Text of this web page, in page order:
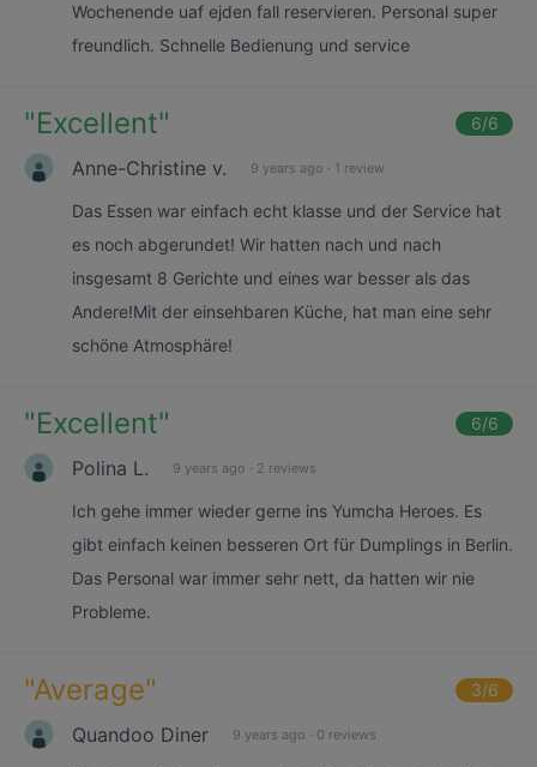
Wochenende uaf ejden fall reservieren. Personal super
freundlich. Schnelle Bedienung und service
"Excellent" 6/6
Anne-Christine v. 9 years ago · 1 review
Das Essen war einfach echt klasse und der Service hat
es noch abgerundet! Wir hatten nach und nach
insgesamt 8 Gerichte und eines war besser als das
Andere!Mit der einsehbaren Küche, hat man eine sehr
schöne Atmosphäre!
"Excellent" 6/6
Polina L. 9 years ago · 2 reviews
Ich gehe immer wieder gerne ins Yumcha Heroes. Es
gibt einfach keinen besseren Ort für Dumplings in Berlin.
Das Personal war immer sehr nett, da hatten wir nie
Probleme.
"Average" 3/6
Quandoo Diner 9 years ago · 0 reviews